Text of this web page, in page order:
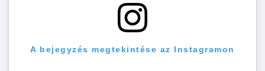
A bejegyzés megtekintése az Instagramon